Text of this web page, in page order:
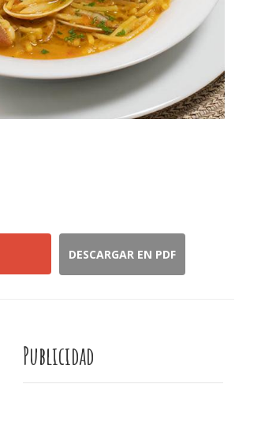
DESCARGAR EN PDF
Publicidad